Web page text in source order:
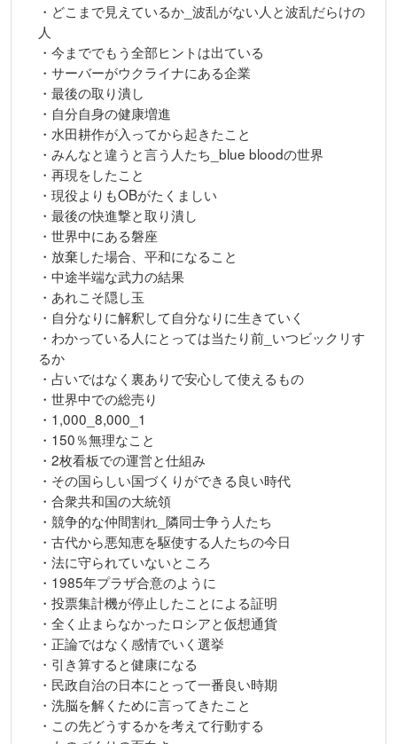
・どこまで見えているか_波乱がない人と波乱だらけの
人
・今まででもう全部ヒントは出ている
・サーバーがウクライナにある企業
・最後の取り潰し
・自分自身の健康増進
・水田耕作が入ってから起きたこと
・みんなと違うと言う人たち_blue bloodの世界
・再現をしたこと
・現役よりもOBがたくましい
・最後の快進撃と取り潰し
・世界中にある磐座
・放棄した場合、平和になること
・中途半端な武力の結果
・あれこそ隠し玉
・自分なりに解釈して自分なりに生きていく
・わかっている人にとっては当たり前_いつビックリす
るか
・占いではなく裏ありで安心して使えるもの
・世界中での総売り
・1,000_8,000_1
・150％無理なこと
・2枚看板での運営と仕組み
・その国らしい国づくりができる良い時代
・合衆共和国の大統領
・競争的な仲間割れ_隣同士争う人たち
・古代から悪知恵を駆使する人たちの今日
・法に守られていないところ
・1985年プラザ合意のように
・投票集計機が停止したことによる証明
・全く止まらなかったロシアと仮想通貨
・正論ではなく感情でいく選挙
・引き算すると健康になる
・民政自治の日本にとって一番良い時期
・洗脳を解くために言ってきたこと
・この先どうするかを考えて行動する